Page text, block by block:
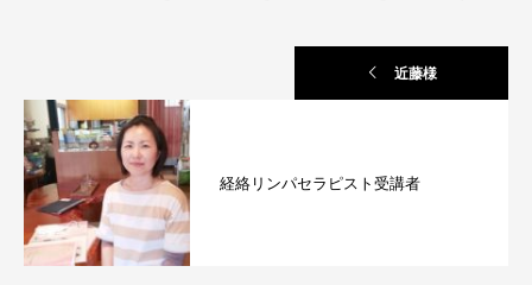
近藤様
経絡リンパセラピスト受講者